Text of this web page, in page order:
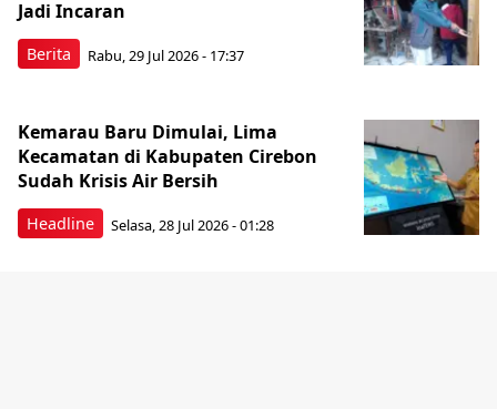
Berita
Jadi Incaran
Rabu, 29 Jul 2026 - 17:37
Headline
Kemarau Baru Dimulai, Lima
Kecamatan di Kabupaten Cirebon
Sudah Krisis Air Bersih
Selasa, 28 Jul 2026 - 01:28